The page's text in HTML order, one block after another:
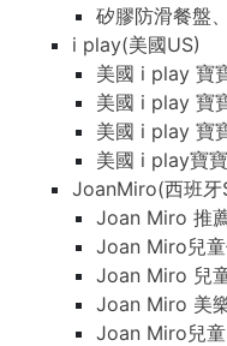
矽膠防滑餐盤
i play(美國US)
美國 i play 寶
美國 i play 寶
美國 i play 寶
美國 i play寶
JoanMiro(西班牙
Joan Miro 推
Joan Miro兒
Joan Miro 兒
Joan Miro 美
Joan Miro兒